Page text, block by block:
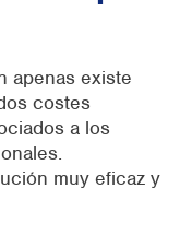
apenas existe
costes
a los
muy eficaz y